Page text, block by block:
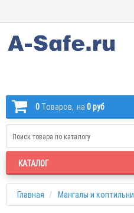
0 Tоваров, на 0 руб
КАТАЛОГ
Главная Мангалы и коптильни